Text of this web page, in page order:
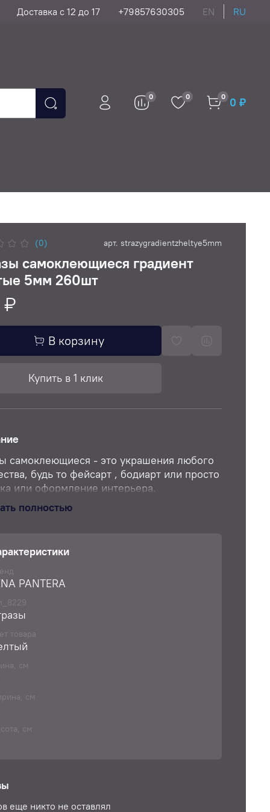
Доставка с 12 до 17 +79857630305 EN RU
0 0 0 0 ₽
(0) арт. strazygradientzheltye5mm
самоклеющиеся градиент
5мм 260шт
₽
В корзину
Купить в 1 клик
самоклеющиеся - это украшения любого
будь то фейсарт , бодиарт или просто
или оформление интерьера.
стразы - это стразы без отверстий для
с ровной задней поверхностью.
в скрапбукинге, так же с помощью
можете декорировать любую вещь
ноутбук, руль в автомобиле и многое
полностью
PANTERA
товара
см
см
см
еще никто не оставлял